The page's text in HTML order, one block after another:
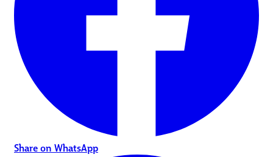
Share on WhatsApp